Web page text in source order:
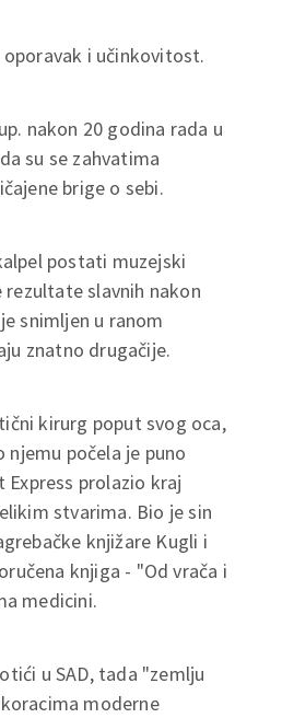
i učinkovitost.
nakon 20 godina rada u
su se zahvatima
brige o sebi.
postati muzejski
slavnih nakon
snimljen u ranom
znatno drugačije.
kirurg poput svog oca,
počela je puno
prolazio kraj
stvarima. Bio je sin
knjižare Kugli i
knjiga - "Od vrača i
medicini.
u SAD, tada "zemlju
moderne